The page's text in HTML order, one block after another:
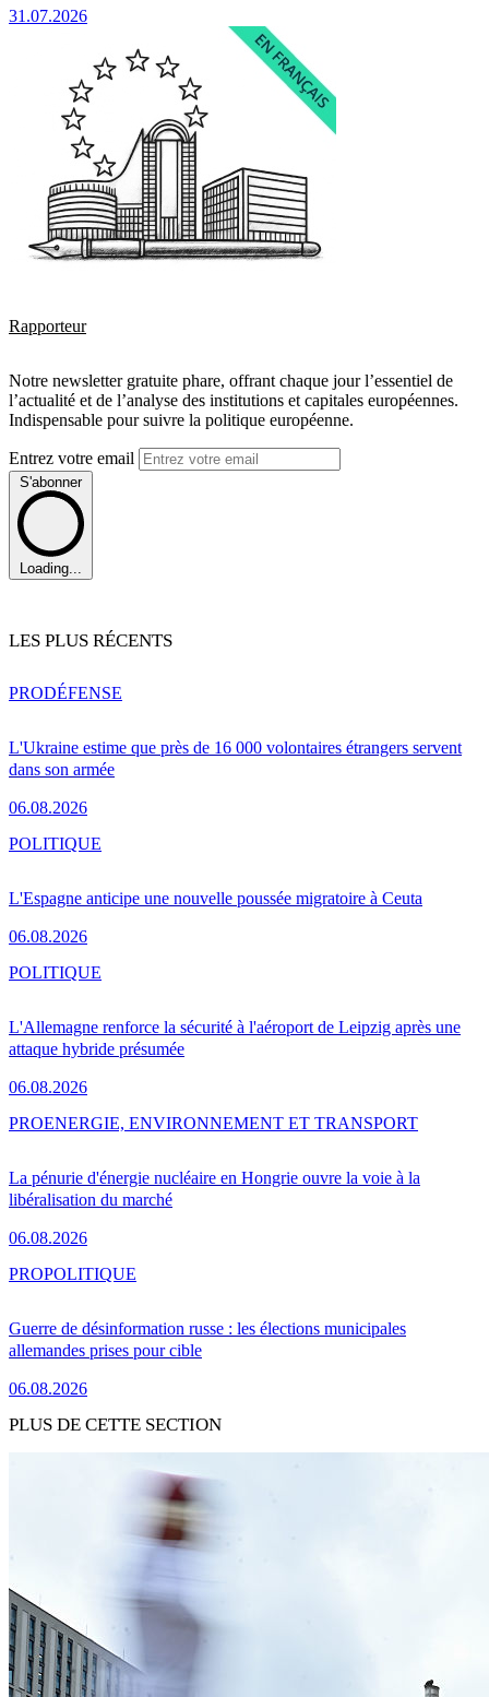
31.07.2026
Rapporteur
Notre newsletter gratuite phare, offrant chaque jour l’essentiel de
l’actualité et de l’analyse des institutions et capitales européennes.
Indispensable pour suivre la politique européenne.
Entrez votre email
S'abonner
Loading...
LES PLUS RÉCENTS
L'Ukraine estime que près de 16 000 volontaires étrangers servent
dans son armée
06.08.2026
PRODÉFENSE
L'Espagne anticipe une nouvelle poussée migratoire à Ceuta
06.08.2026
POLITIQUE
L'Allemagne renforce la sécurité à l'aéroport de Leipzig après une
attaque hybride présumée
06.08.2026
POLITIQUE
La pénurie d'énergie nucléaire en Hongrie ouvre la voie à la
libéralisation du marché
06.08.2026
PROENERGIE, ENVIRONNEMENT ET TRANSPORT
Guerre de désinformation russe : les élections municipales
allemandes prises pour cible
06.08.2026
PROPOLITIQUE
PLUS DE CETTE SECTION